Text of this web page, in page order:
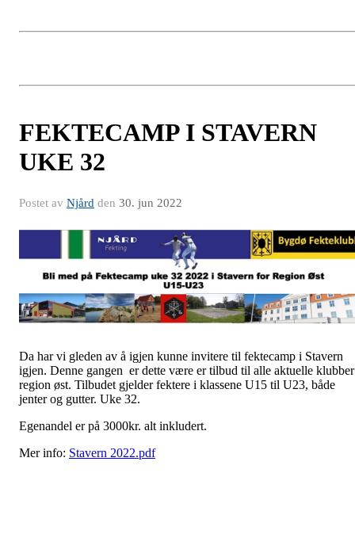
FEKTECAMP I STAVERN
UKE 32
Postet av Njård den 30. jun 2022
Da har vi gleden av å igjen kunne invitere til fektecamp i Stavern
igjen. Denne gangen er dette være er tilbud til alle aktuelle
region øst. Tilbudet gjelder fektere i klassene U15 til U23, både
jenter og gutter. Uke 32.
Egenandel er på 3000kr. alt inkludert.
Mer info: Stavern 2022.pdf